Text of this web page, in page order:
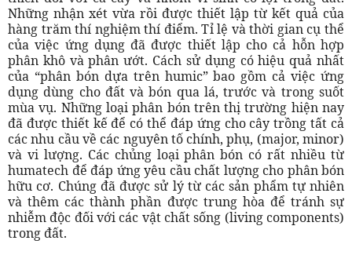
Những nhận xét vừa rồi được thiết lập từ kết quả của
hàng trăm thí nghiệm thí điểm. Tỉ lệ và thời gian cụ thể
của việc ứng dụng đã được thiết lập cho cả hỗn hợp
phân khô và phân ướt. Cách sử dụng có hiệu quả nhất
của “phân bón dựa trên humic” bao gồm cả việc ứng
dụng dùng cho đất và bón qua lá, trước và trong suốt
mùa vụ. Những loại phân bón trên thị trường hiện nay
đã được thiết kế để có thể đáp ứng cho cây trồng tất cả
các nhu cầu về các nguyên tố chính, phụ, (major, minor)
và vi lượng. Các chủng loại phân bón có rất nhiều từ
humatech để đáp ứng yêu cầu chất lượng cho phân bón
hữu cơ. Chúng đã được sử lý từ các sản phẩm tự nhiên
và thêm các thành phần được trung hòa để tránh sự
nhiễm độc đối với các vật chất sống (living components)
trong đất.